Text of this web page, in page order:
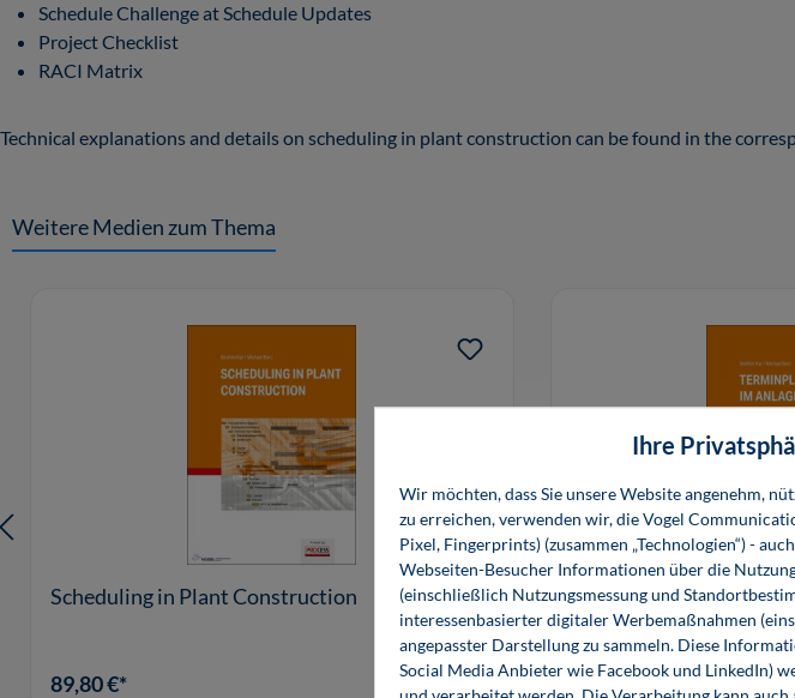
Schedule Challenge at Schedule Updates
Project Checklist
RACI Matrix
Technical explanations and details on scheduling in plant construction can be found in the
Weitere Medien zum Thema
Scheduling in Plant Construction
89,80 €*
Terminplanung im
89,80 €* 89,80 €*
Ihre
Wir möchten, dass Sie unsere Website angenehm,
zu erreichen, verwenden wir, die Vogel
Pixel, Fingerprints) (zusammen „Technologien“) -
Webseiten-Besucher Informationen über die
(einschließlich Nutzungsmessung und
interessenbasierter digitaler Werbemaßnahmen
angepasster Darstellung zu sammeln. Diese
Social Media Anbieter wie Facebook und LinkedIn)
und verarbeitet werden. Die Verarbeitung kann